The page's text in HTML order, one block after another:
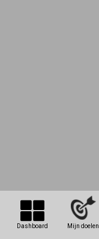
Dashboard Mijn doelen